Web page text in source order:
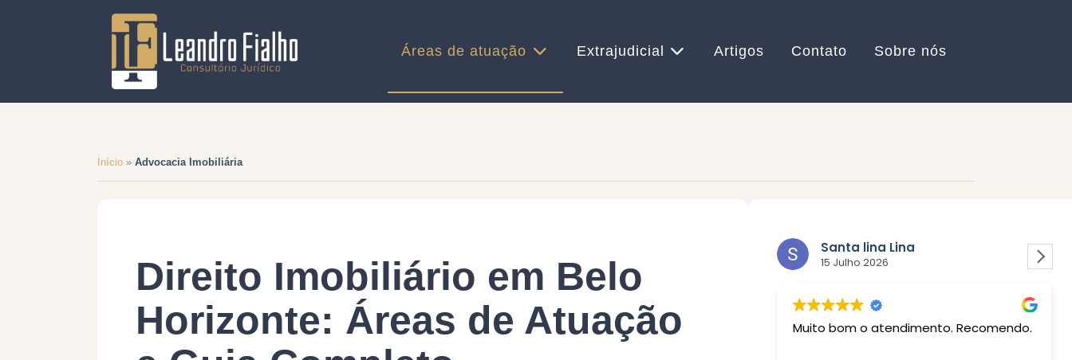
Áreas de atuação Extrajudicial Artigos Contato Sobre nós
Início » Advocacia Imobiliária
Direito Imobiliário em Belo
Horizonte: Áreas de Atuação
Santa lina Lina
15 Julho 2026
Muito bom o atendimento. Recomendo.
Maria
10 Julho
Atendimento